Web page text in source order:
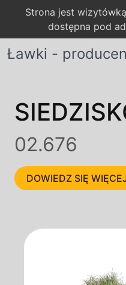
Strona jest
dostępna pod
Ławki -
02.676
DOWIEDZ SIĘ